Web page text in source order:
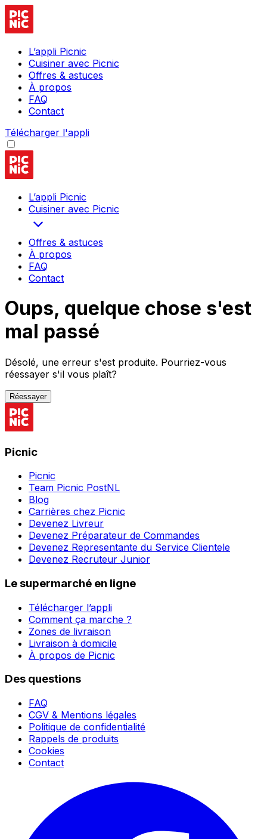
L’appli Picnic
Cuisiner avec Picnic
Offres & astuces
À propos
FAQ
Contact
Télécharger l'appli
L’appli Picnic
Cuisiner avec Picnic
Offres & astuces
À propos
FAQ
Contact
Oups, quelque chose s'est
mal passé
Désolé, une erreur s'est produite. Pourriez-vous
réessayer s'il vous plaît?
Réessayer
Picnic
Picnic
Team Picnic PostNL
Blog
Carrières chez Picnic
Devenez Livreur
Devenez Préparateur de Commandes
Devenez Representante du Service Clientele
Devenez Recruteur Junior
Le supermarché en ligne
Télécharger l’appli
Comment ça marche ?
Zones de livraison
Livraison à domicile
À propos de Picnic
Des questions
FAQ
CGV & Mentions légales
Politique de confidentialité
Rappels de produits
Cookies
Contact